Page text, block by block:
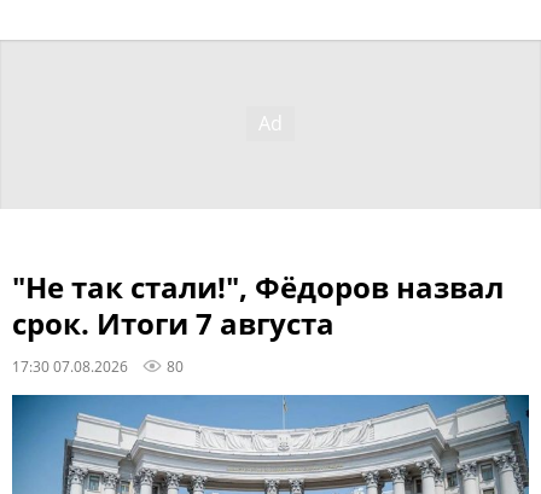
"Не так стали!", Фёдоров назвал
срок. Итоги 7 августа
17:30 07.08.2026 80